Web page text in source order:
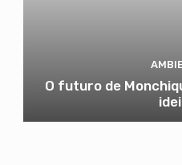
O futuro de